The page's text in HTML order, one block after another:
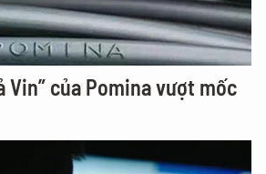
Vin” của Pomina vượt mốc